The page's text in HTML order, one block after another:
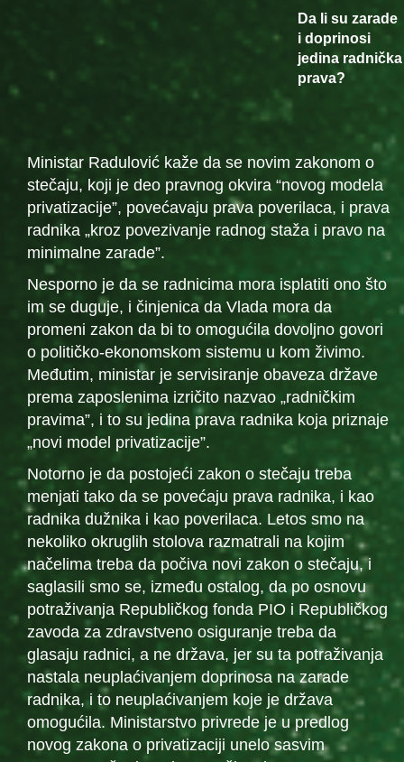
Da li su zarade
i doprinosi
jedina radnička
prava?
Ministar Radulović kaže da se novim zakonom o
stečaju, koji je deo pravnog okvira “novog modela
privatizacije”, povećavaju prava poverilaca, i prava
radnika „kroz povezivanje radnog staža i pravo na
minimalne zarade”.
Nesporno je da se radnicima mora isplatiti ono što
im se duguje, i činjenica da Vlada mora da
promeni zakon da bi to omogućila dovoljno govori
o političko-ekonomskom sistemu u kom živimo.
Međutim, ministar je servisiranje obaveza države
prema zaposlenima izričito nazvao „radničkim
pravima”, i to su jedina prava radnika koja priznaje
„novi model privatizacije”.
Notorno je da postojeći zakon o stečaju treba
menjati tako da se povećaju prava radnika, i kao
radnika dužnika i kao poverilaca. Letos smo na
nekoliko okruglih stolova razmatrali na kojim
načelima treba da počiva novi zakon o stečaju, i
saglasili smo se, između ostalog, da po osnovu
potraživanja Republičkog fonda PIO i Republičkog
zavoda za zdravstveno osiguranje treba da
glasaju radnici, a ne država, jer su ta potraživanja
nastala neuplaćivanjem doprinosa na zarade
radnika, i to neuplaćivanjem koje je država
omogućila. Ministarstvo privrede je u predlog
novog zakona o privatizaciji unelo sasvim